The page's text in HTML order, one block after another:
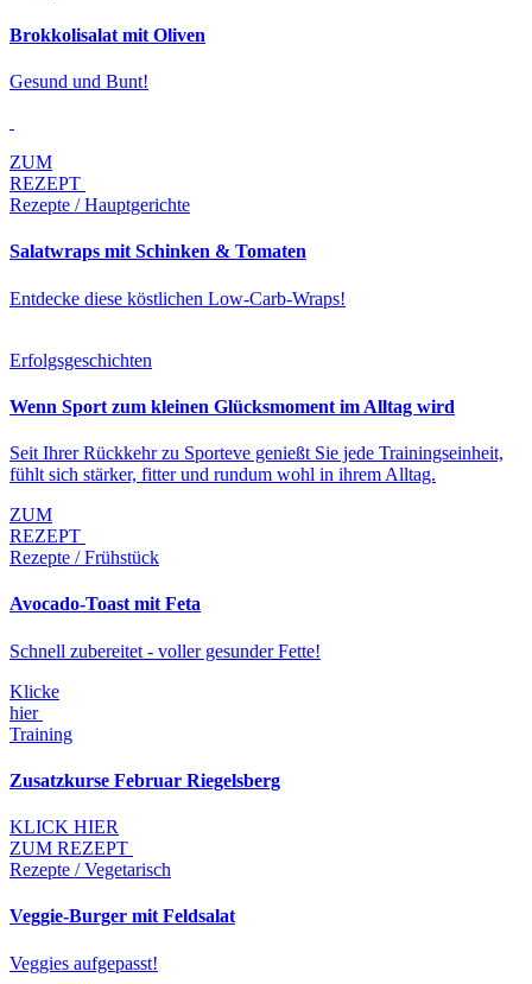
Brokkolisalat mit Oliven
Gesund und Bunt!
ZUM
REZEPT
Rezepte / Hauptgerichte
Salatwraps mit Schinken & Tomaten
Entdecke diese köstlichen Low-Carb-Wraps!
Erfolgsgeschichten
Wenn Sport zum kleinen Glücksmoment im Alltag wird
Seit Ihrer Rückkehr zu Sporteve genießt Sie jede Trainingseinheit,
fühlt sich stärker, fitter und rundum wohl in ihrem Alltag.
ZUM
REZEPT
Rezepte / Frühstück
Avocado-Toast mit Feta
Schnell zubereitet - voller gesunder Fette!
Klicke
hier
Training
Zusatzkurse Februar Riegelsberg
KLICK HIER
ZUM REZEPT
Rezepte / Vegetarisch
Veggie-Burger mit Feldsalat
Veggies aufgepasst!